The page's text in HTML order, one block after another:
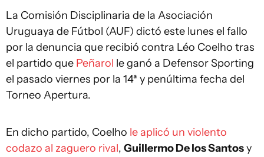
La Comisión Disciplinaria de la Asociación
Uruguaya de Fútbol (AUF) dictó este lunes el fallo
por la denuncia que recibió contra Léo Coelho tras
el partido que Peñarol le ganó a Defensor Sporting
el pasado viernes por la 14ª y penúltima fecha del
Torneo Apertura.
En dicho partido, Coelho le aplicó un violento
codazo al zaguero rival, Guillermo De los Santosy